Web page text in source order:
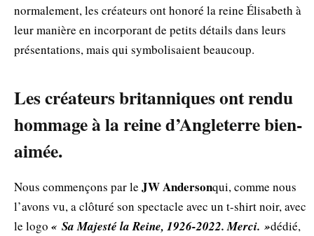
normalement, les créateurs ont honoré la reine Élisabeth à
leur manière en incorporant de petits détails dans leurs
présentations, mais qui symbolisaient beaucoup.
Les créateurs britanniques ont rendu
hommage à la reine d’Angleterre bien-
aimée.
Nous commençons par le JW Andersonqui, comme nous
l’avons vu, a clôturé son spectacle avec un t-shirt noir, avec
le logo « Sa Majesté la Reine, 1926-2022. Merci. »dédié,